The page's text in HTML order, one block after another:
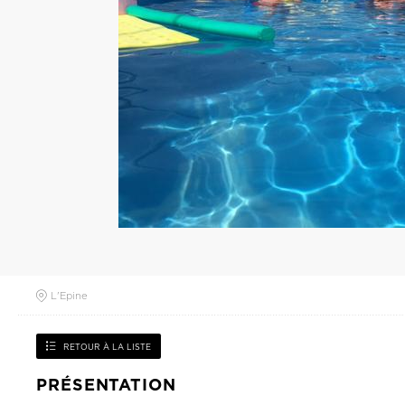
L'Epine
RETOUR À LA LISTE
PRÉSENTATION